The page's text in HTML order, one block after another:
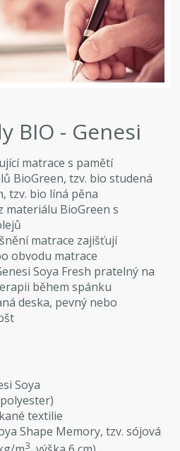
BIO - Genesi
matrace s pamětí
BioGreen, tzv. bio studená
tzv. bio líná pěna
materiálu BioGreen s
matrace zajišťují
obvodu matrace
Soya Fresh pratelný na
během spánku
deska, pevný nebo
Soya
textilie
Shape Memory, tzv. sójová
3